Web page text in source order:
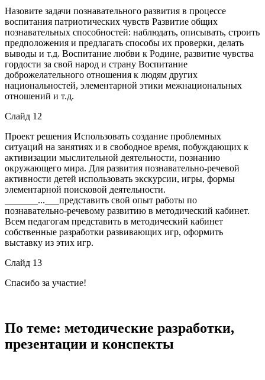
Назовите задачи познавательного развития в процессе
воспитания патриотических чувств Развитие общих
познавательных способностей: наблюдать, описывать, строить
предположения и предлагать способы их про­верки, делать
выводы и т.д. Воспитание любви к Родине, развитие чувства
гордости за свой народ и страну Воспитание
доброжелательного отношения к людям других
национальностей, элементарной этики межнациональных
отношений и т.д.
Слайд 12
Проект решения Использовать создание проблемных
ситуаций на занятиях и в свободное время, побуждающих к
активизации мыслительной деятельности, познанию
окружающего мира. Для развития познавательно-речевой
активности детей использовать экскурсии, игры, формы
элементарной поисковой деятельности.
_______...___представить свой опыт работы по
познавательно-речевому развитию в методический кабинет.
Всем педагогам представить в методический кабинет
собственные разработки развивающих игр, оформить
выставку из этих игр.
Слайд 13
Спасибо за участие!
По теме: методические разработки,
презентации и конспекты